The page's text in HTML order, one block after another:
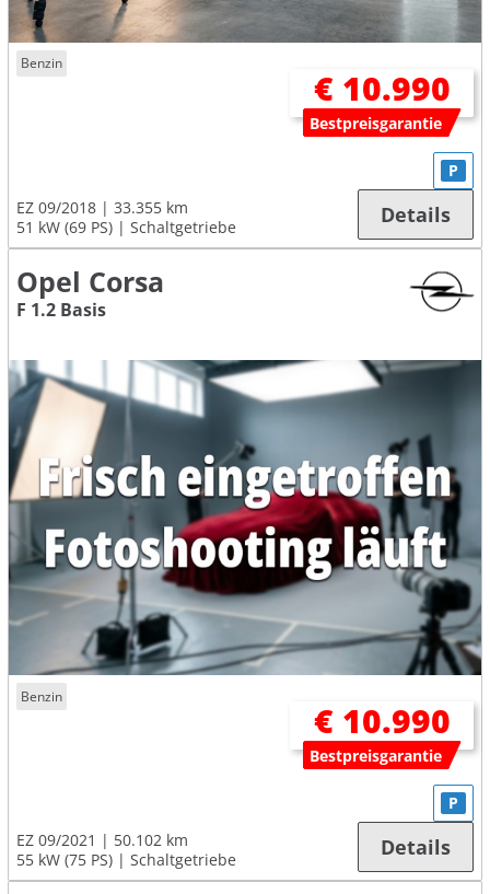
Benzin
€ 10.990
Bestpreisgarantie
EZ 09/2018
33.355 km
51 kW (69 PS)
Schaltgetriebe
P
Details
Opel Corsa
F 1.2 Basis
Benzin
€ 10.990
Bestpreisgarantie
EZ 09/2021
50.102 km
55 kW (75 PS)
Schaltgetriebe
P
Details